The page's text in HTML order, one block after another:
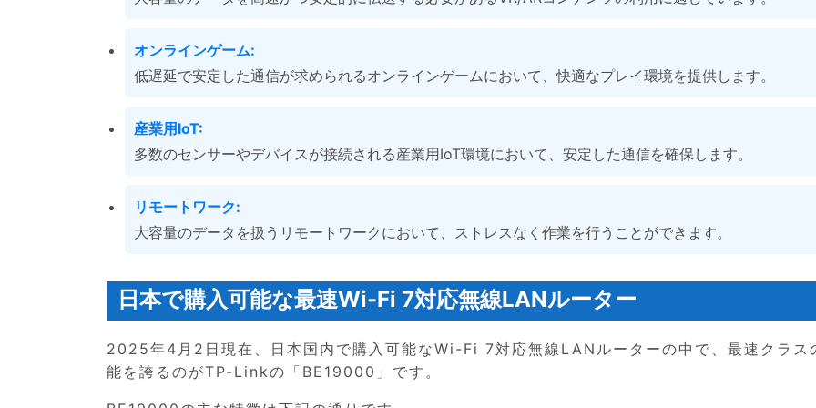
オンラインゲーム:
低遅延で安定した通信が求められるオンラインゲームにおいて、快適なプレイ環境を提供します。
産業用IoT:
多数のセンサーやデバイスが接続される産業用IoT環境において、安定した通信を確保します。
リモートワーク:
大容量のデータを扱うリモートワークにおいて、ストレスなく作業を行うことができます。
日本で購入可能な最速Wi-Fi 7対応無線LANルーター
2025年4月2日現在、日本国内で購入可能なWi-Fi 7対応無線LANルーターの中で、最速クラス
能を誇るのがTP-Linkの「BE19000」です。